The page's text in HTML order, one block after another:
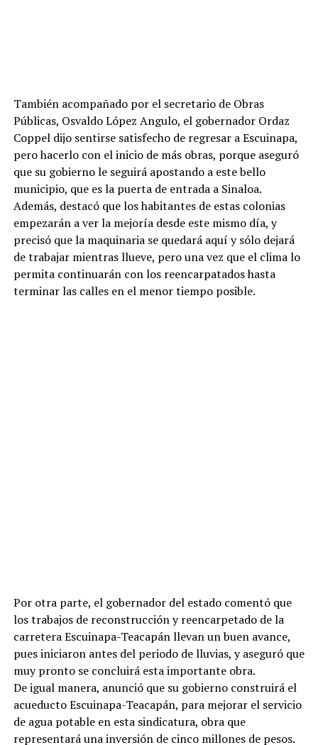
También acompañado por el secretario de Obras
Públicas, Osvaldo López Angulo, el gobernador Ordaz
Coppel dijo sentirse satisfecho de regresar a Escuinapa,
pero hacerlo con el inicio de más obras, porque aseguró
que su gobierno le seguirá apostando a este bello
municipio, que es la puerta de entrada a Sinaloa.
Además, destacó que los habitantes de estas colonias
empezarán a ver la mejoría desde este mismo día, y
precisó que la maquinaria se quedará aquí y sólo dejará
de trabajar mientras llueve, pero una vez que el clima lo
permita continuarán con los reencarpatados hasta
terminar las calles en el menor tiempo posible.
Por otra parte, el gobernador del estado comentó que
los trabajos de reconstrucción y reencarpetado de la
carretera Escuinapa-Teacapán llevan un buen avance,
pues iniciaron antes del periodo de lluvias, y aseguró que
muy pronto se concluirá esta importante obra.
De igual manera, anunció que su gobierno construirá el
acueducto Escuinapa-Teacapán, para mejorar el servicio
de agua potable en esta sindicatura, obra que
representará una inversión de cinco millones de pesos.